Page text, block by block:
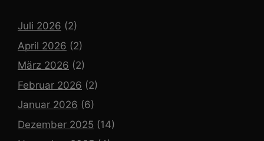
Juli 2026 (2)
April 2026 (2)
März 2026 (2)
Februar 2026 (2)
Januar 2026 (6)
Dezember 2025 (14)